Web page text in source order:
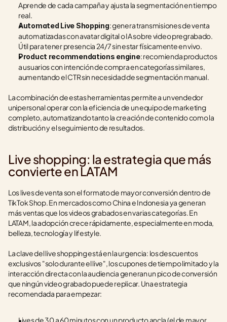
Aprende de cada campaña y ajusta la segmentación en tiempo
real.
Automated Live Shopping: genera transmisiones de venta
automatizadas con avatar digital o IA sobre video pregrabado.
Útil para tener presencia 24/7 sin estar físicamente en vivo.
Product recommendations engine: recomienda productos
a usuarios con intención de compra en categorías similares,
aumentando el CTR sin necesidad de segmentación manual.
La combinación de estas herramientas permite a un vendedor
unipersonal operar con la eficiencia de un equipo de marketing
completo, automatizando tanto la creación de contenido como la
distribución y el seguimiento de resultados.
Live shopping: la estrategia que más
convierte en LATAM
Los lives de venta son el formato de mayor conversión dentro de
TikTok Shop. En mercados como China e Indonesia ya generan
más ventas que los videos grabados en varias categorías. En
LATAM, la adopción crece rápidamente, especialmente en moda,
belleza, tecnología y lifestyle.
La clave del live shopping está en la urgencia: los descuentos
exclusivos "solo durante el live", los cupones de tiempo limitado y la
interacción directa con la audiencia generan un pico de conversión
que ningún video grabado puede replicar. Una estrategia
recomendada para empezar:
Lives de 30 a 60 minutos con un producto ancla (el de mayor